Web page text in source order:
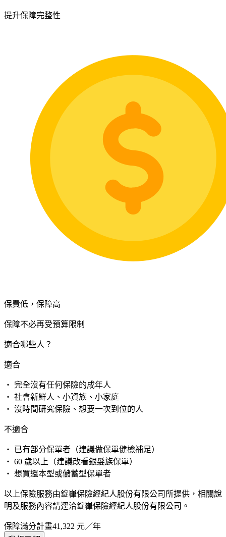
提升保障完整性
保費低，保障高
保障不必再受預算限制
適合哪些人？
適合
・ 完全沒有任何保險的成年人
・ 社會新鮮人、小資族、小家庭
・ 沒時間研究保險、想要一次到位的人
不適合
・ 已有部分保單者（建議做保單健檢補足）
・ 60 歲以上（建議改看銀髮族保單）
・ 想買還本型或儲蓄型保單者
以上保險服務由錠嵂保險經紀人股份有限公司所提供，相關說
明及服務內容請逕洽錠嵂保險經紀人股份有限公司。
保障滿分計畫41,322 元／年